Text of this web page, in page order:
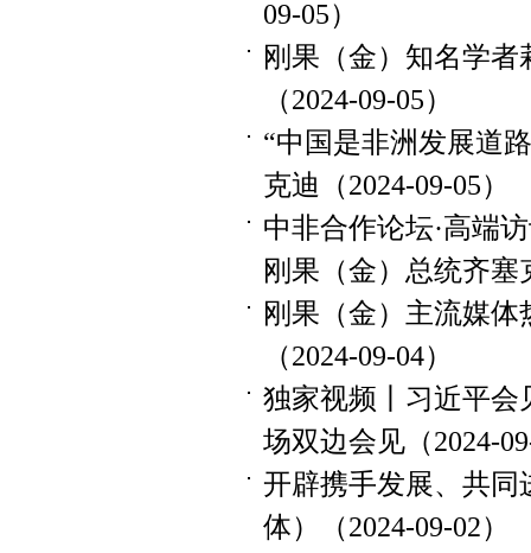
09-05）
刚果（金）知名学
（2024-09-05）
“中国是非洲发展道
克迪（2024-09-05）
中非合作论坛·高端
刚果（金）总统齐塞
刚果（金）主流媒
（2024-09-04）
独家视频丨习近平会
场双边会见（2024-
开辟携手发展、共同
体）（2024-09-02）